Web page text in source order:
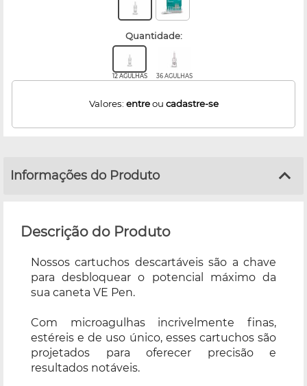
quantidade:
12 AGULHAS 36 AGULHAS
Valores: entreou cadastre-se
Informações do Produto
Descrição do Produto
Nossos cartuchos descartáveis são a chave
para desbloquear o potencial máximo da
sua caneta VE Pen.
Com microagulhas incrivelmente finas,
estéreis e de uso único, esses cartuchos são
projetados para oferecer precisão e
resultados notáveis.